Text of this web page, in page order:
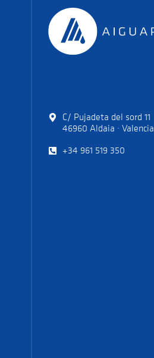
C/ Pujadeta del sord 11
46960 Aldaia · Valencia
+34 961 519 350